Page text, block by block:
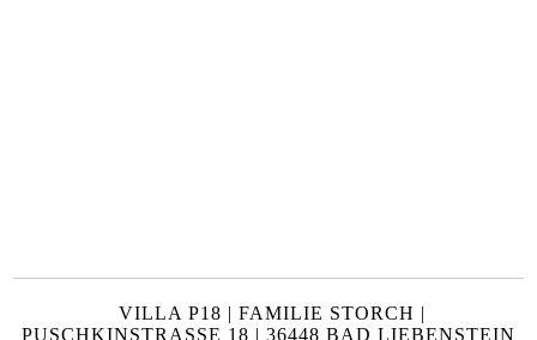
VILLA P18 | FAMILIE STORCH |
PUSCHKINSTRASSE 18 | 36448 BAD LIEBENSTEIN